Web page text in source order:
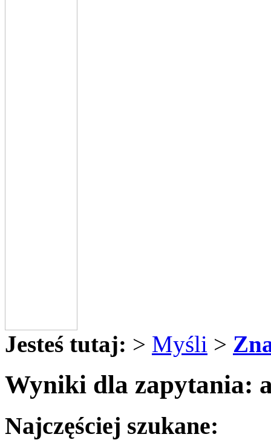
Jesteś tutaj: > Myśli >
Wyniki dla zapytania:
Najczęściej szukane: